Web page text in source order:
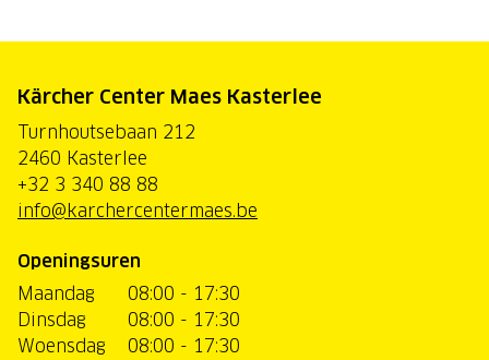
Kärcher Center Maes Kasterlee
Turnhoutsebaan 212
2460 Kasterlee
+32 3 340 88 88
info@karchercentermaes.be
Openingsuren
Maandag
08:00 - 17:30
Dinsdag
08:00 - 17:30
Woensdag
08:00 - 17:30